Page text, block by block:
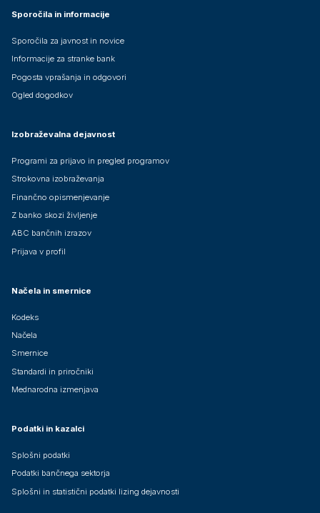
Sporočila in informacije
Sporočila za javnost in novice
Informacije za stranke bank
Pogosta vprašanja in odgovori
Ogled dogodkov
Izobraževalna dejavnost
Programi za prijavo in pregled programov
Strokovna izobraževanja
Finančno opismenjevanje
Z banko skozi življenje
ABC bančnih izrazov
Prijava v profil
Načela in smernice
Kodeks
Načela
Smernice
Standardi in priročniki
Mednarodna izmenjava
Podatki in kazalci
Splošni podatki
Podatki bančnega sektorja
Splošni in statistični podatki lizing dejavnosti